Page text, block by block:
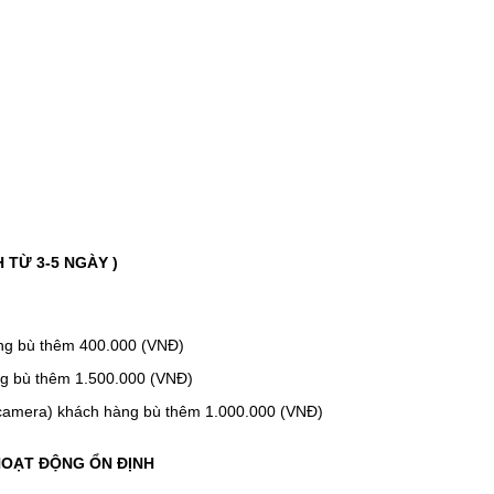
TỪ 3-5 NGÀY )
bù thêm 400.000 (VNĐ)
bù thêm 1.500.000 (VNĐ)
khách hàng bù thêm 1.000.000 (VNĐ)
ĐỘNG ỔN ĐỊNH